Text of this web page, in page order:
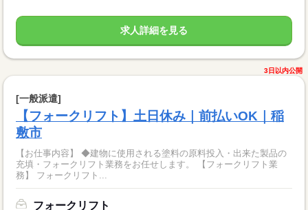
求人詳細を見る
3日以内公開
[一般派遣]
【フォークリフト】土日休み｜前払いOK｜稲
敷市
【お仕事内容】 ◆建物に使用される塗料の原料投入・出来た製品の
充填・フォークリフト業務をお任せします。 【フォークリフト業
務】 フォークリフト...
フォークリフト